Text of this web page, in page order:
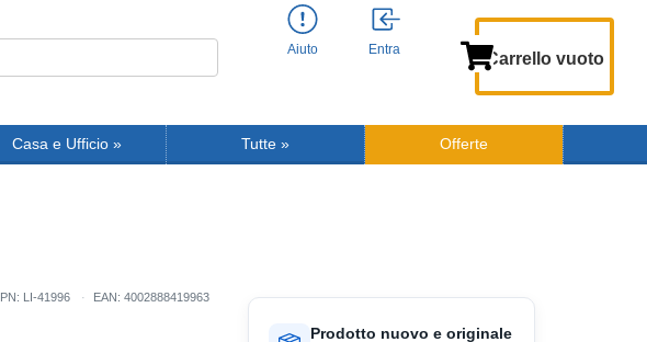
Aiuto Entra Carrello vuoto
Casa e Ufficio » Tutte » Offerte
PN: LI-41996 EAN: 4002888419963
Prodotto nuovo e originale